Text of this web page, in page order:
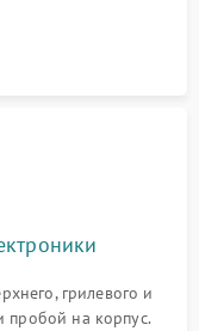
доступа к
вентиляторам.
грилевого и
пробой на корпус.